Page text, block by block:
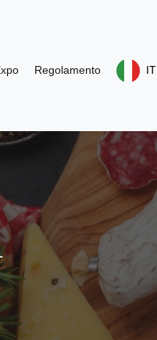
Regolamento IT